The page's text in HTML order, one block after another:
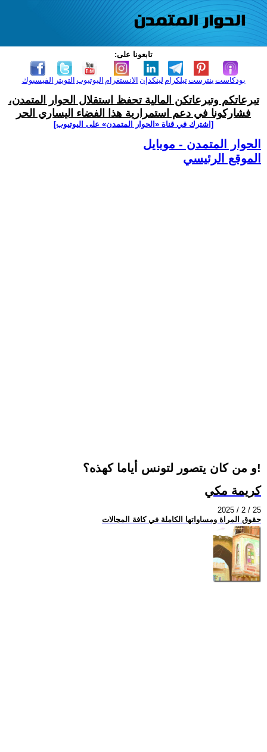
تابعونا على:
الفيسبوك التويتر اليوتيوب الانستغرام لينكدإن تيلكرامبنترست بودكاست
تبرعاتكم وتبرعاتكن المالية تحفظ استقلال الحوار المتمدن،
فشاركونا في دعم استمرارية هذا الفضاء اليساري الحر
[اشترك في قناة ‫«الحوار المتمدن» على اليوتيوب]
الحوار المتمدن - موبايل
الموقع الرئيسي
و من كان يتصور لتونس أياما كهذه؟!
كريمة مكي
2025 / 2 / 25
حقوق المراة ومساواتها الكاملة في كافة المجالات